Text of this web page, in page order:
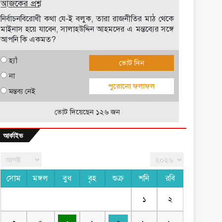
আজকের প্রশ্ন
নির্বাচনবিরোধী কথা যে-ই বলুক, তারা রাজনীতির মাঠ থেকে
মাইনাস হয়ে যাবেন, সালাহউদ্দিন আহমদের এ মন্তব্যের সঙ্গে
আপনি কি একমত?
হ্যাঁ
না
মন্তব্য নেই
ভোট দিন
পুরোনো ফলাফল
ভোট দিয়েছেন ১২৬ জন
আর্কাইভ
সোম মঙ্গল বুধ বৃহ শুক্র শনি রবি
১ ২